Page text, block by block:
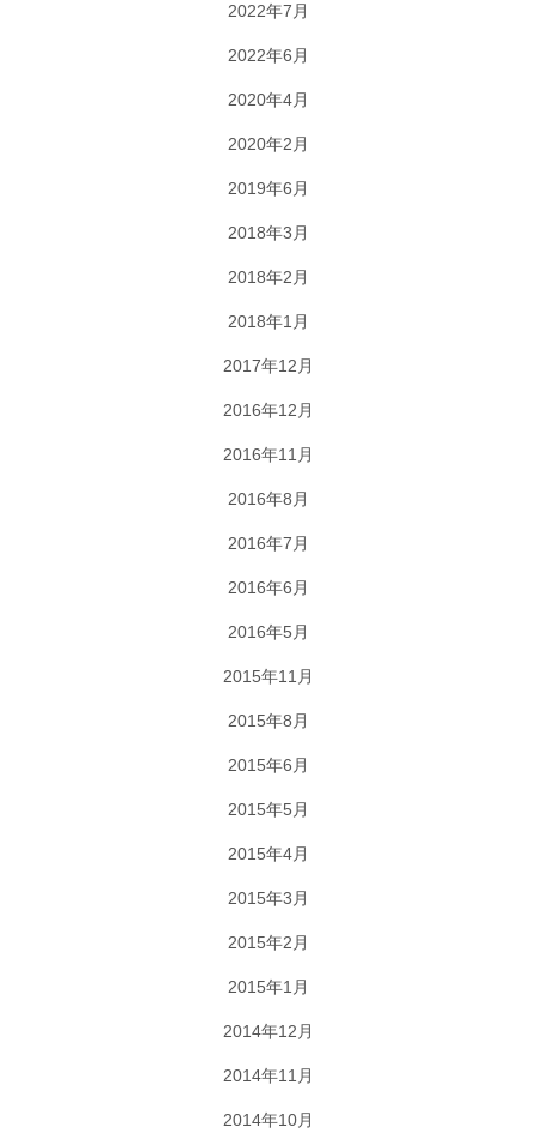
2022年7月
2022年6月
2020年4月
2020年2月
2019年6月
2018年3月
2018年2月
2018年1月
2017年12月
2016年12月
2016年11月
2016年8月
2016年7月
2016年6月
2016年5月
2015年11月
2015年8月
2015年6月
2015年5月
2015年4月
2015年3月
2015年2月
2015年1月
2014年12月
2014年11月
2014年10月